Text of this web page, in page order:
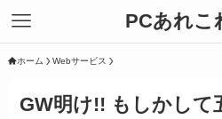
PCあれこ
ホーム Webサービス
GW明け!! もしかして